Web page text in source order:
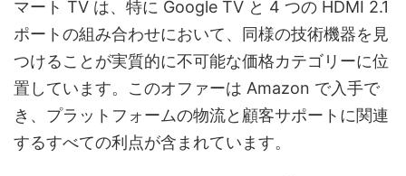
マート TV は、特に Google TV と 4 つの HDMI 2.1
ポートの組み合わせにおいて、同様の技術機器を見
つけることが実質的に不可能な価格カテゴリーに位
置しています。このオファーは Amazon で入手で
き、プラットフォームの物流と顧客サポートに関連
するすべての利点が含まれています。